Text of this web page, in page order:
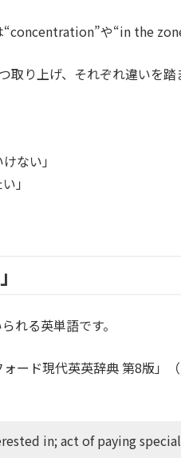
や“in the
り上げ、それぞれ違いを踏
ない」
」
れる英単語です。
ード現代英英辞典 第8版」
in; act of paying